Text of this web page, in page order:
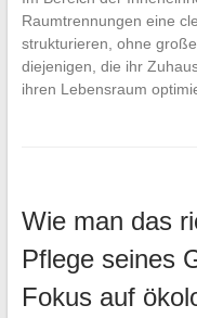
Raumtrennungen eine
strukturieren, ohne
diejenigen, die ihr
ihren Lebensraum
Wie man das
Pflege seines
Fokus auf